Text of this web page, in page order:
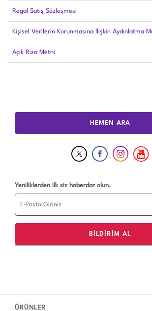
Regal Satış Sözleşmesi
Kişisel Verilerin Korunmasına İlişkin Aydınlatma
Açık Rıza Metni
HEMEN ARA
Yeniliklerden ilk siz haberdar olun.
ÜRÜNLER